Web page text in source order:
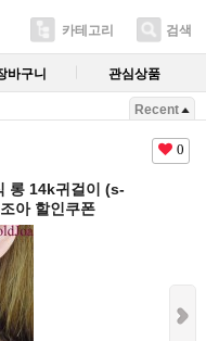
카테고리 검색
바구니 관심상품
Recent
0
롱 14k귀걸이 (s-
아 할인쿠폰